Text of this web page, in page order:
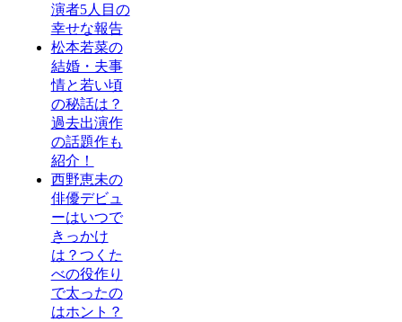
演者5人目の
幸せな報告
松本若菜の
結婚・夫事
情と若い頃
の秘話は？
過去出演作
の話題作も
紹介！
西野恵未の
俳優デビュ
ーはいつで
きっかけ
は？つくた
べの役作り
で太ったの
はホント？